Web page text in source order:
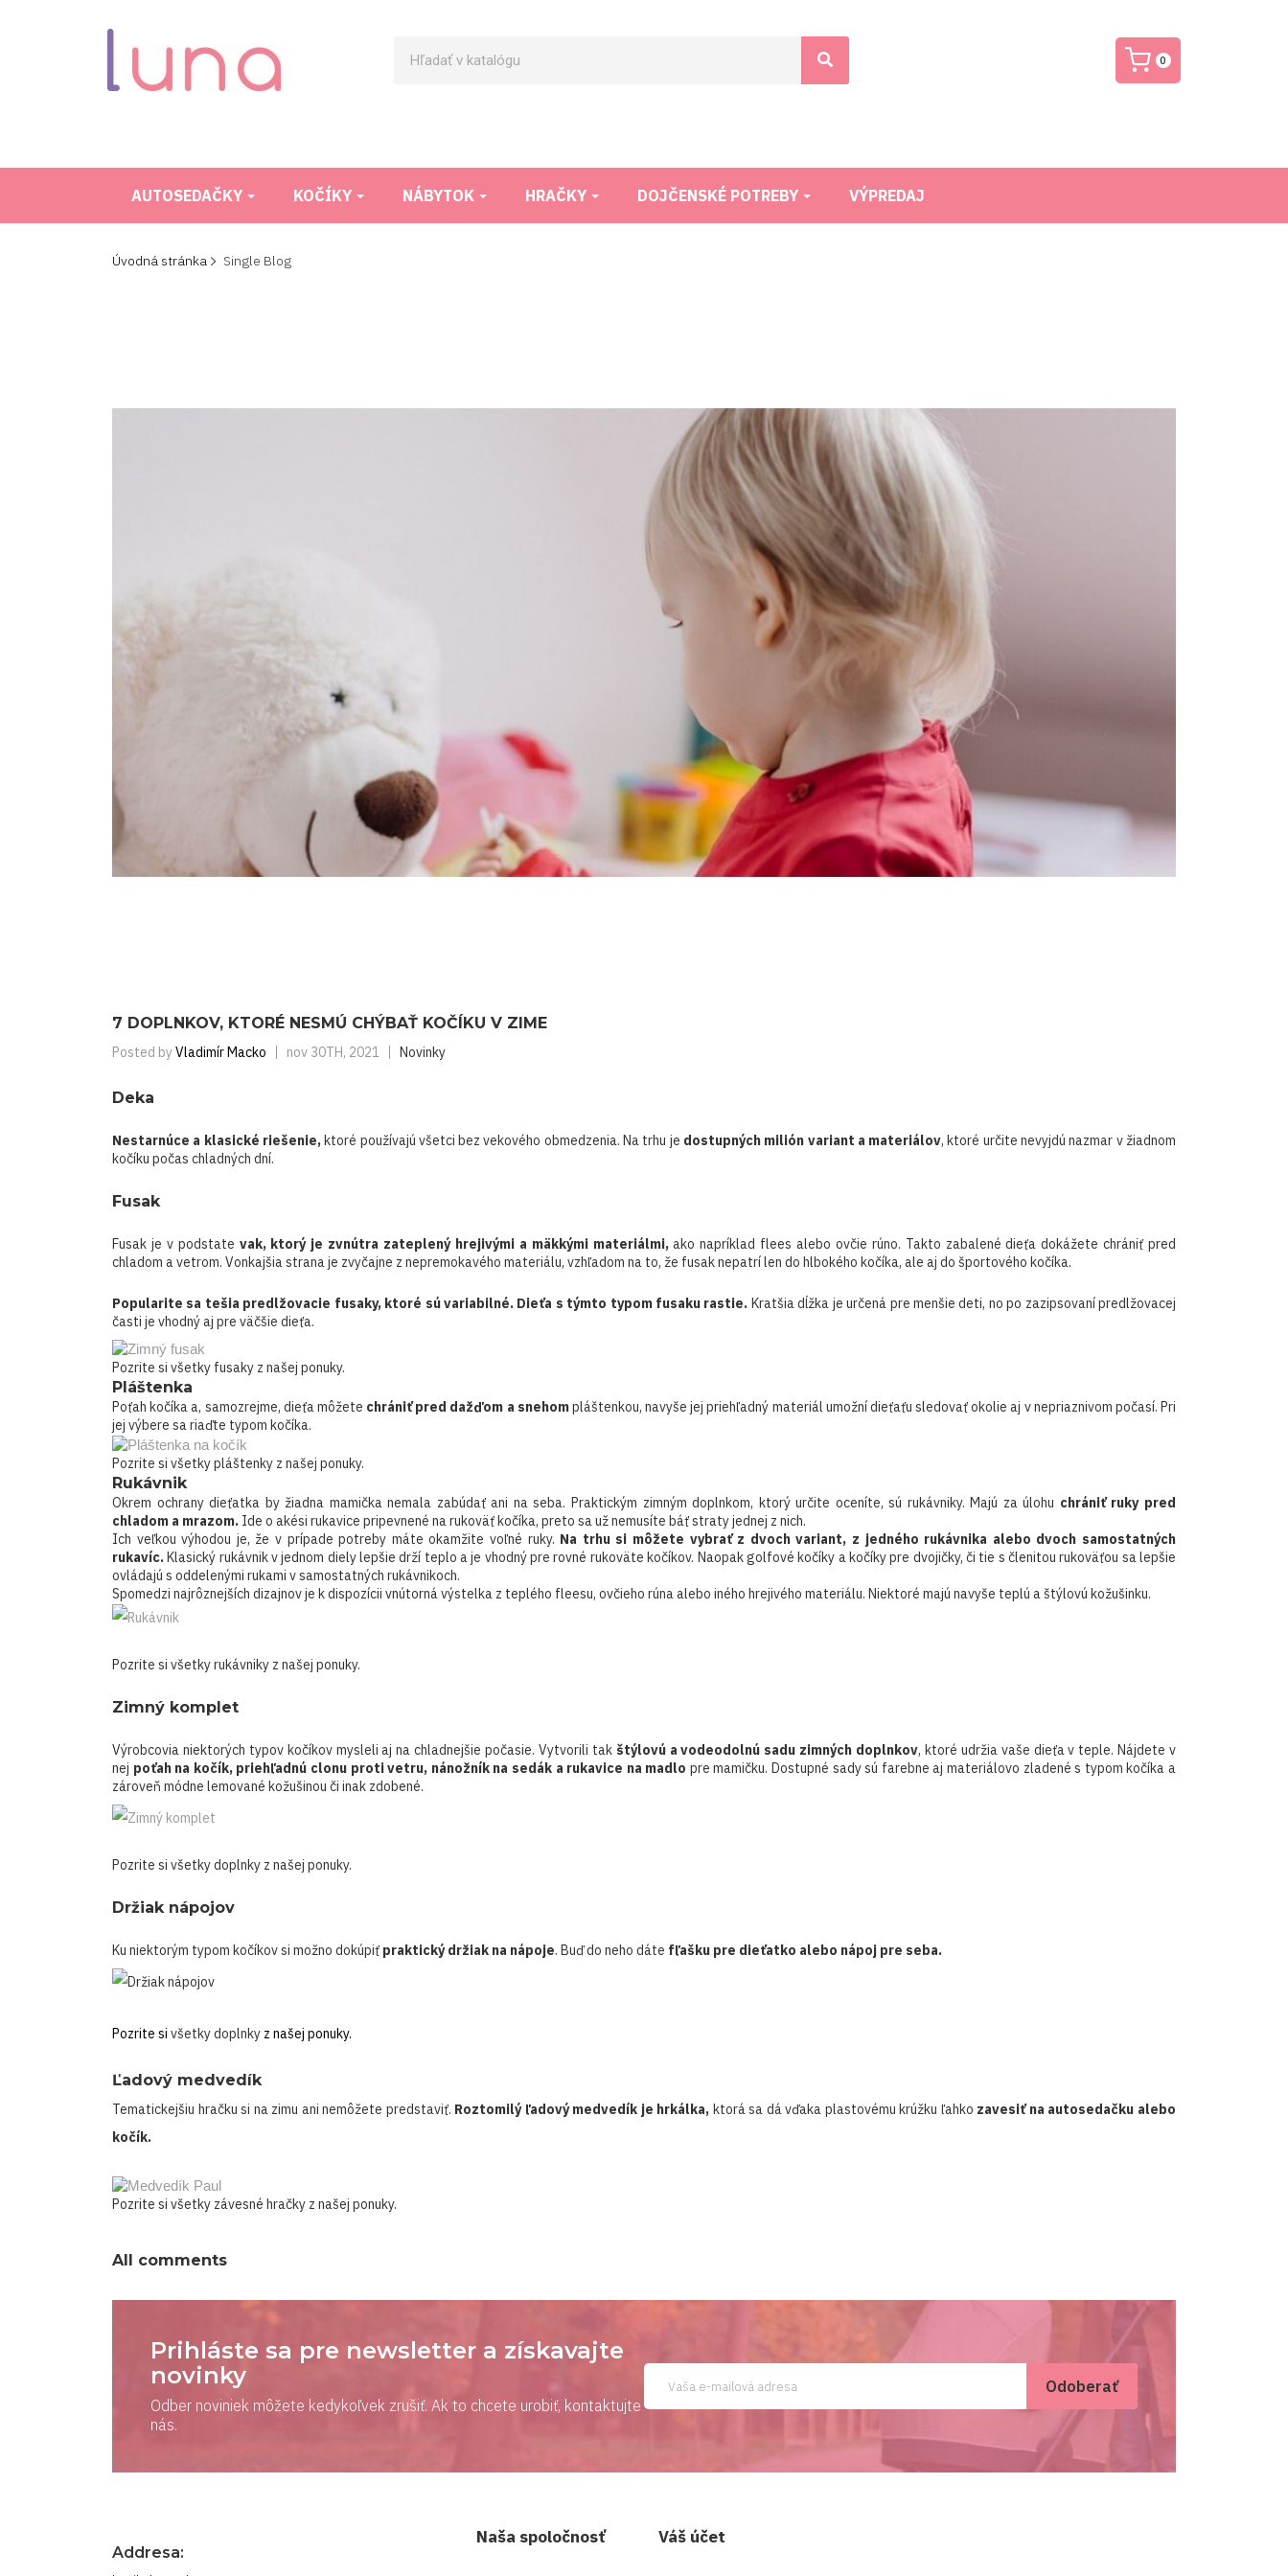
0
AUTOSEDAČKY KOČÍKY NÁBYTOK HRAČKY DOJČENSKÉ POTREBY VÝPREDAJ
Úvodná stránka Single Blog
7 DOPLNKOV, KTORÉ NESMÚ CHÝBAŤ KOČÍKU V ZIME
Posted byVladimír Macko nov 30TH, 2021 Novinky
Deka
Nestarnúce a klasické riešenie,ktoré používajú všetci bez vekového obmedzenia. Na trhu je dostupných milión variant a materiálov, ktoré určite nevyjdú nazmar v žiadnom
kočíku počas chladných dní.
Fusak
Fusak je v podstate vak, ktorý je zvnútra zateplený hrejivými a mäkkými materiálmi,ako napríklad flees alebo ovčie rúno. Takto zabalené dieťa dokážete chrániť pred
chladom a vetrom. Vonkajšia strana je zvyčajne z nepremokavého materiálu, vzhľadom na to, že fusak nepatrí len do hlbokého kočíka, ale aj do športového kočíka.
Popularite sa tešia predlžovacie fusaky, ktoré sú variabilné. Dieťa s týmto typom fusaku rastie. Kratšia dĺžka je určená pre menšie deti, no po zazipsovaní predlžovacej
časti je vhodný aj pre väčšie dieťa.
Pozrite si všetky fusaky z našej ponuky.
Pláštenka
Poťah kočíka a, samozrejme, dieťa môžete chrániť pred dažďom a snehompláštenkou, navyše jej priehľadný materiál umožní dieťaťu sledovať okolie aj v nepriaznivom počasí. Pri
jej výbere sa riaďte typom kočíka.
Pozrite si všetky pláštenky z našej ponuky.
Rukávnik
Okrem ochrany dieťatka by žiadna mamička nemala zabúdať ani na seba. Praktickým zimným doplnkom, ktorý určite oceníte, sú rukávniky. Majú za úlohu chrániť ruky pred
chladom a mrazom. Ide o akési rukavice pripevnené na rukoväť kočíka, preto sa už nemusíte báť straty jednej z nich.
Ich veľkou výhodou je, že v prípade potreby máte okamžite voľné ruky. Na trhu si môžete vybrať z dvoch variant, z jedného rukávnika alebo dvoch samostatných
rukavíc.Klasický rukávnik v jednom diely lepšie drží teplo a je vhodný pre rovné rukoväte kočíkov. Naopak golfové kočíky a kočíky pre dvojičky, či tie s členitou rukoväťou sa lepšie
ovládajú s oddelenými rukami v samostatných rukávnikoch.
Spomedzi najrôznejších dizajnov je k dispozícii vnútorná výstelka z teplého fleesu, ovčieho rúna alebo iného hrejivého materiálu. Niektoré majú navyše teplú a štýlovú kožušinku.
Pozrite si všetky rukávniky z našej ponuky.
Zimný komplet
Výrobcovia niektorých typov kočíkov mysleli aj na chladnejšie počasie. Vytvorili tak štýlovú a vodeodolnú sadu zimných doplnkov, ktoré udržia vaše dieťa v teple. Nájdete v
nej poťah na kočík, priehľadnú clonu proti vetru, nánožník na sedák a rukavice na madlo pre mamičku. Dostupné sady sú farebne aj materiálovo zladené s typom kočíka a
zároveň módne lemované kožušinou či inak zdobené.
Pozrite si všetky doplnky z našej ponuky.
Držiak nápojov
Ku niektorým typom kočíkov si možno dokúpiť praktický držiak na nápoje. Buď do neho dáte fľašku pre dieťatko alebo nápoj pre seba.
Pozrite si všetky doplnky z našej ponuky.
Ľadový medvedík
Tematickejšiu hračku si na zimu ani nemôžete predstaviť. Roztomilý ľadový medvedík je hrkálka, ktorá sa dá vďaka plastovému krúžku ľahko zavesiť na autosedačku alebo
kočík.
Pozrite si všetky závesné hračky z našej ponuky.
All comments
Prihláste sa pre newsletter a získavajte
novinky
Odber noviniek môžete kedykoľvek zrušiť. Ak to chcete urobiť, kontaktujte
nás.
Addresa:
Naša spoločnosť Váš účet